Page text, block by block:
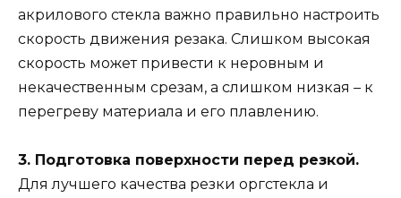
акрилового стекла важно правильно настроить
скорость движения резака. Слишком высокая
скорость может привести к неровным и
некачественным срезам, а слишком низкая – к
перегреву материала и его плавлению.
3. Подготовка поверхности перед резкой.
Для лучшего качества резки оргстекла и